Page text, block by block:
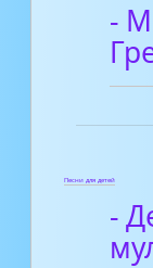
-
Песни для детей
-